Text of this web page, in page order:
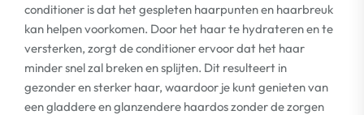
conditioner is dat het gespleten haarpunten en haarbreuk
kan helpen voorkomen. Door het haar te hydrateren en te
versterken, zorgt de conditioner ervoor dat het haar
minder snel zal breken en splijten. Dit resulteert in
gezonder en sterker haar, waardoor je kunt genieten van
een gladdere en glanzendere haardos zonder de zorgen